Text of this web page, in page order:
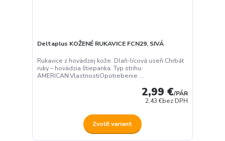
Deltaplus KOŽENÉ RUKAVICE FCN29, SIVÁ
Rukavice z hovädzej kože. Dlaň-lícová useň.Chrbát
ruky – hovädzia štiepanka. Typ strihu:
AMERICAN.VlastnostiOpotrebenie ...
2,99 €/PÁR
2,43 €bez DPH
Zvoliť variant